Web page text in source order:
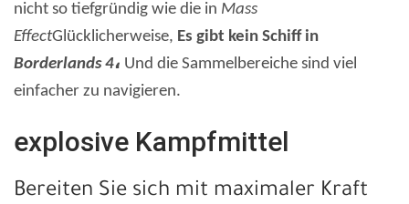
nicht so tiefgründig wie die in Mass
EffectGlücklicherweise, Es gibt kein Schiff in
Borderlands 4، Und die Sammelbereiche sind viel
einfacher zu navigieren.
explosive Kampfmittel
Bereiten Sie sich mit maximaler Kraft